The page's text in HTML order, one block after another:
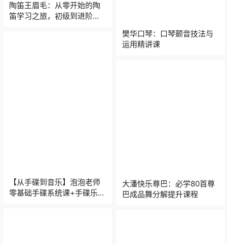
陶笛王眉毛：从零开始的陶
笛学习之旅，初级到进阶吹
樊华口琴：口琴颤音技法与
运用精讲课
【从手碟到音乐】泡泡老师
零基础手碟系统课+手碟乐理
大潘快乐尊巴：必学80首尊
巴成品舞分解提升课程